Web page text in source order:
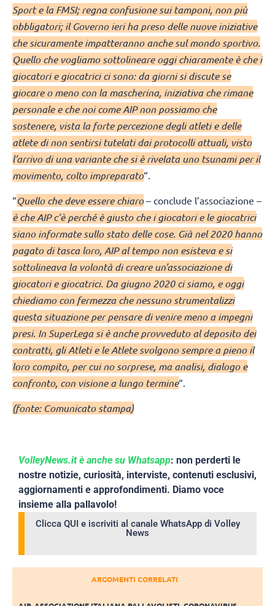
Sport e la FMSI; regna confusione sui tamponi, non più
obbligatori; il Governo ieri ha preso delle nuove iniziative
che sicuramente impatteranno anche sul mondo sportivo.
Quello che vogliamo sottolineare oggi chiaramente è che i
giocatori e giocatrici ci sono: da giorni si discute se
giocare o meno con la mascherina, iniziativa che rimane
personale e che noi come AIP non possiamo che
sostenere, vista la forte percezione degli atleti e delle
atlete di non sentirsi tutelati dai protocolli attuali, visto
l’arrivo di una variante che si è rivelata uno tsunami per il
movimento, colto impreparato“.
“Quello che deve essere chiaro– conclude l’associazione –
è che AIP c’è perché è giusto che i giocatori e le giocatrici
siano informate sullo stato delle cose. Già nel 2020 hanno
pagato di tasca loro, AIP al tempo non esisteva e si
sottolineava la volontà di creare un’associazione di
giocatori e giocatrici. Da giugno 2020 ci siamo, e oggi
chiediamo con fermezza che nessuno strumentalizzi
questa situazione per pensare di venire meno a impegni
presi. In SuperLega si è anche provveduto al deposito dei
contratti, gli Atleti e le Atlete svolgono sempre a pieno il
loro compito, per cui no sorprese, ma analisi, dialogo e
confronto, con visione a lungo termine“.
(fonte: Comunicato stampa)
VolleyNews.it è anche su Whatsapp: non perderti le
nostre notizie, curiosità, interviste, contenuti esclusivi,
aggiornamenti e approfondimenti. Diamo voce
insieme alla pallavolo!
Clicca QUI e iscriviti al canale WhatsApp di Volley
News
ARGOMENTI CORRELATI